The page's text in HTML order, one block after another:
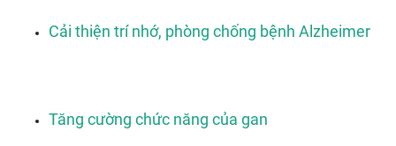
Cải thiện trí nhớ, phòng chống bệnh Alzheimer
Tăng cường chức năng của gan